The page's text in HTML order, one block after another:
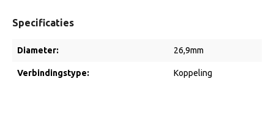
Specificaties
Diameter: 26,9mm
Verbindingstype: Koppeling